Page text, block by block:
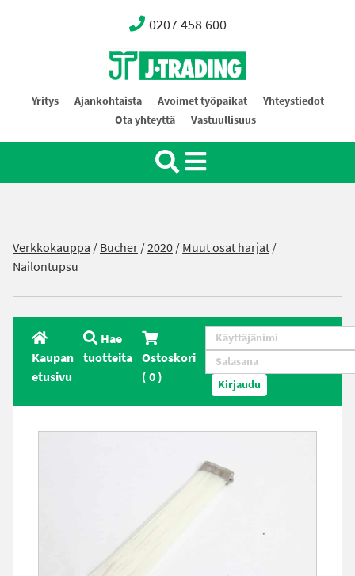
0207 458 600
Oy J-Trading Ab
Yritys Ajankohtaista Avoimet työpaikat
Yhteystiedot
Ota yhteyttä
Vastuullisuus
Verkkokauppa /Bucher/2020/Muut osat harjat/
Nailontupsu
Kaupan
etusivu
Hae
tuotteita Ostoskori
(0) Kirjaudu